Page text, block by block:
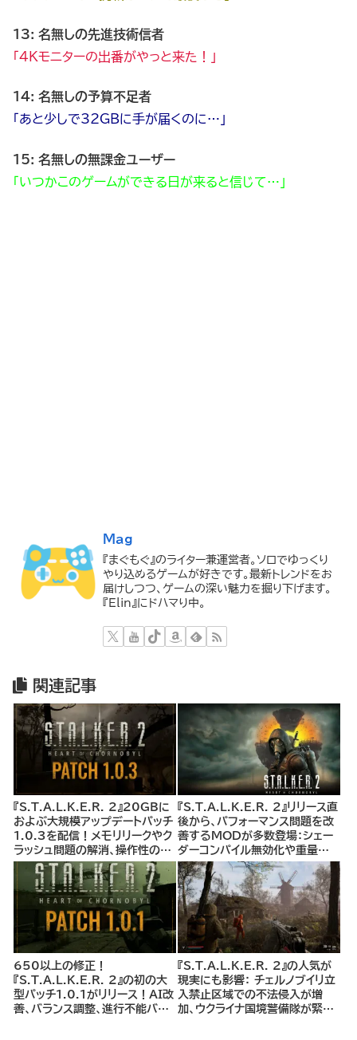
13: 名無しの先進技術信者
「4Kモニターの出番がやっと来た！」
14: 名無しの予算不足者
「あと少しで32GBに手が届くのに…」
15: 名無しの無課金ユーザー
「いつかこのゲームができる日が来ると信じて…」
Mag
『まぐもぐ』のライター兼運営者。ソロでゆっくり
やり込めるゲームが好きです。最新トレンドをお
届けしつつ、ゲームの深い魅力を掘り下げます。
『Elin』にドハマり中。
関連記事
『S.T.A.L.K.E.R. 2』20GBに
およぶ大規模アップデートパッチ
1.0.3を配信！メモリリークやク
ラッシュ問題の解消、操作性の向
上、クエスト関連バグの修正、AI
の改良、セーブデータの安定化な
ど
『S.T.A.L.K.E.R. 2』リリース直
後から、パフォーマンス問題を改
善するMODが多数登場：シェー
ダーコンパイル無効化や重量制
限解除MODなど、プレイヤー体
験を大幅に向上させるMODを
紹介
650以上の修正！
『S.T.A.L.K.E.R. 2』の初の大
型パッチ1.0.1がリリース！AI改
善、バランス調整、進行不能バグ
『S.T.A.L.K.E.R. 2』の人気が
現実にも影響： チェルノブイリ立
入禁止区域での不法侵入が増
加、ウクライナ国境警備隊が緊急